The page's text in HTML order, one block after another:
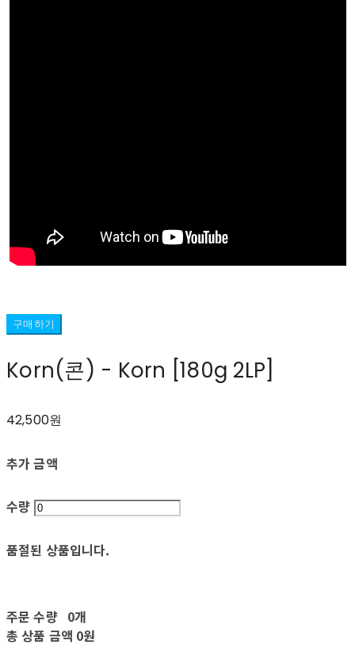
구매하기
Korn(콘) - Korn [180g 2LP]
42,500원
추가 금액
수량
품절된 상품입니다.
주문 수량 0개
총 상품 금액 0원